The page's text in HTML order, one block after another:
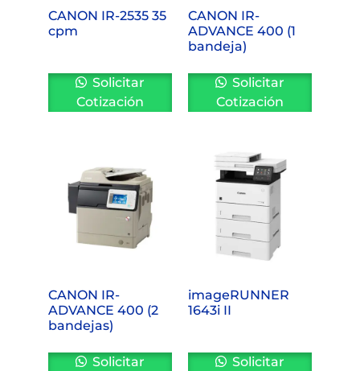
CANON IR-2535 35
cpm
Solicitar
Cotización
CANON IR-
ADVANCE 400 (1
bandeja)
Solicitar
Cotización
CANON IR-
ADVANCE 400 (2
bandejas)
Solicitar
imageRUNNER
1643i II
Solicitar